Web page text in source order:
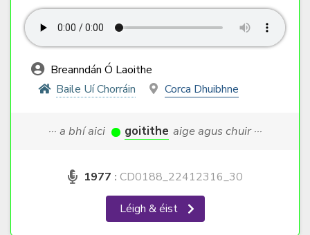
Breanndán Ó Laoithe
Baile Uí Chorráin
Corca Dhuibhne
··· a bhí aici goitithe aige agus chuir ···
1977 : CD0188_22412316_30
Léigh & éist